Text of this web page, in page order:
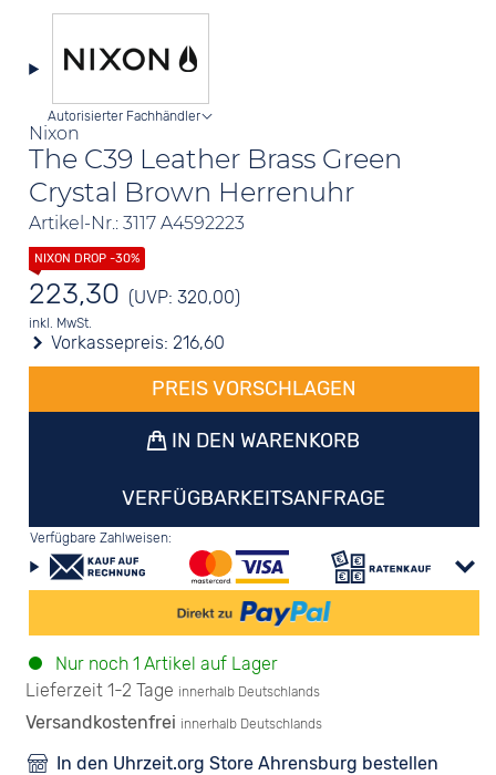
Nixon
The C39 Leather Brass Green
Crystal Brown Herrenuhr
Artikel-Nr.: 3117 A4592223
Autorisierter Fachhändler
223,30 (UVP: 320,00)
inkl. MwSt.
Vorkassepreis:216,60
PREIS VORSCHLAGEN
IN DEN WARENKORB
VERFÜGBARKEITSANFRAGE
Verfügbare Zahlweisen:
Nur noch 1 Artikel auf Lager
Lieferzeit 1-2 Tage innerhalb Deutschlands
Versandkostenfrei innerhalb Deutschlands
In den Uhrzeit.org Store Ahrensburg bestellen